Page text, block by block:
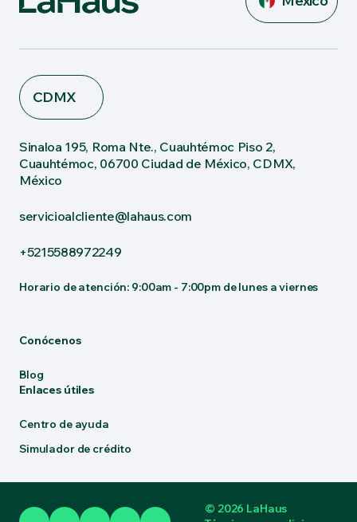
CDMX
Sinaloa 195, Roma Nte., Cuauhtémoc Piso 2,
Cuauhtémoc, 06700 Ciudad de México, CDMX,
México
servicioalcliente@lahaus.com
+5215588972249
Horario de atención: 9:00am - 7:00pm de lunes a viernes
Conócenos
Blog
Enlaces útiles
Centro de ayuda
Simulador de crédito
© 2026 LaHaus